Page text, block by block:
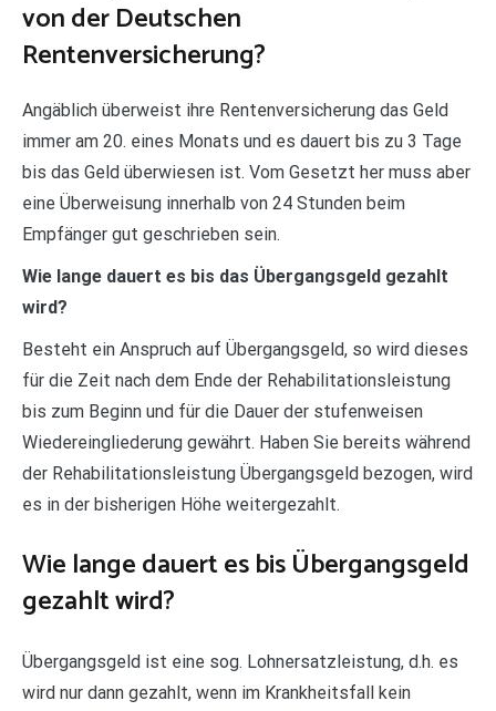
von der Deutschen
Rentenversicherung?
Angäblich überweist ihre Rentenversicherung das Geld
immer am 20. eines Monats und es dauert bis zu 3 Tage
bis das Geld überwiesen ist. Vom Gesetzt her muss aber
eine Überweisung innerhalb von 24 Stunden beim
Empfänger gut geschrieben sein.
Wie lange dauert es bis das Übergangsgeld gezahlt
wird?
Besteht ein Anspruch auf Übergangsgeld, so wird dieses
für die Zeit nach dem Ende der Rehabilitationsleistung
bis zum Beginn und für die Dauer der stufenweisen
Wiedereingliederung gewährt. Haben Sie bereits während
der Rehabilitationsleistung Übergangsgeld bezogen, wird
es in der bisherigen Höhe weitergezahlt.
Wie lange dauert es bis Übergangsgeld
gezahlt wird?
Übergangsgeld ist eine sog. Lohnersatzleistung, d.h. es
wird nur dann gezahlt, wenn im Krankheitsfall kein